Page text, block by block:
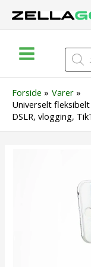
Menu
search
Forside
Varer
Universelt
DSLR, vlogging,